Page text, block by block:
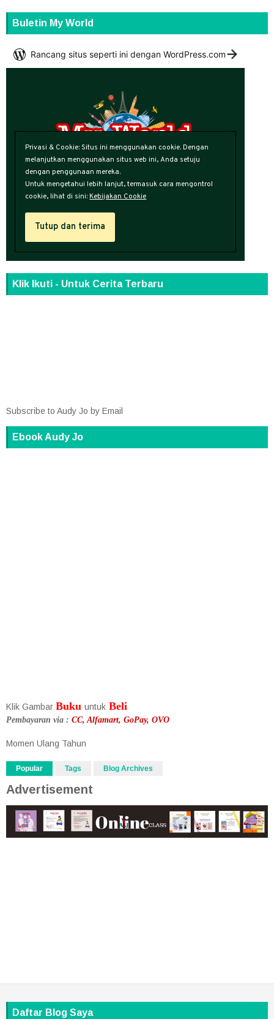
Buletin My World
Klik Ikuti - Untuk Cerita Terbaru
Subscribe to Audy Jo by Email
Ebook Audy Jo
Klik Gambar Buku untuk Beli
Pembayaran via : CC, Alfamart, GoPay, OVO
Momen Ulang Tahun
Popular Tags Blog Archives
Advertisement
Daftar Blog Saya